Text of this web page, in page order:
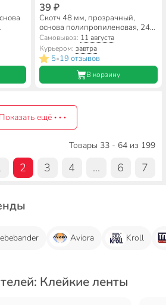
39 ₽
Скотч 48 мм, прозрачный,
основа полипропиленовая, 24
м, Фрегат, прозрачный,
С482445
Самовывоз: 11 августа
Курьером: завтра
5•19 отзывов
В корзину
Показать ещё
Товары 33 - 64 из 199
2 3 4 ... 6 7
Aviora Kroll
Клейкие ленты